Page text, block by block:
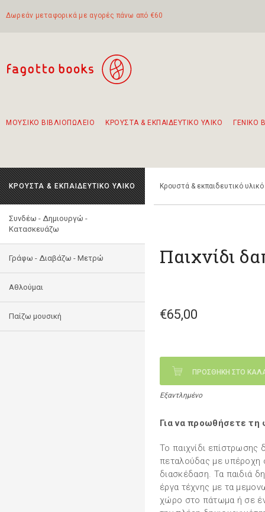
Δωρεάν μεταφορικά με αγορές πάνω από €60
ΜΟΥΣΙΚΟ ΒΙΒΛΙΟΠΩΛΕΙΟ ΚΡΟΥΣΤΑ & ΕΚΠΑΙΔΕΥΤΙΚΟ ΥΛΙΚΟ ΓΕΝΙΚΟ
ΚΡΟΥΣΤΑ & ΕΚΠΑΙΔΕΥΤΙΚΟ ΥΛΙΚΟ
Συνδέω - Δημιουργώ -
Kατασκευάζω
Γράφω - Διαβάζω - Μετρώ
Αθλούμαι
Παίζω μουσική
Κρουστά & εκπαιδευτικό υλικό
Παιχνίδι
€65,00
ΠΡΟΣΘΗΚΗ ΣΤΟ
Εξαντλημένο
Για να προωθήσετε τη
Το παιχνίδι
πεταλούδας με υπέροχη
διασκέδαση. Τα παιδιά
έργα τέχνης με τα
χώρο στο πάτωμα ή σε